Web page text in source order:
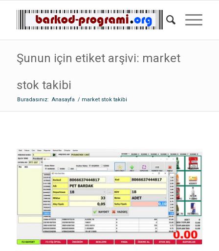
Şunun için etiket arşivi: market
stok takibi
Buradasınız: Anasayfa / market stok takibi